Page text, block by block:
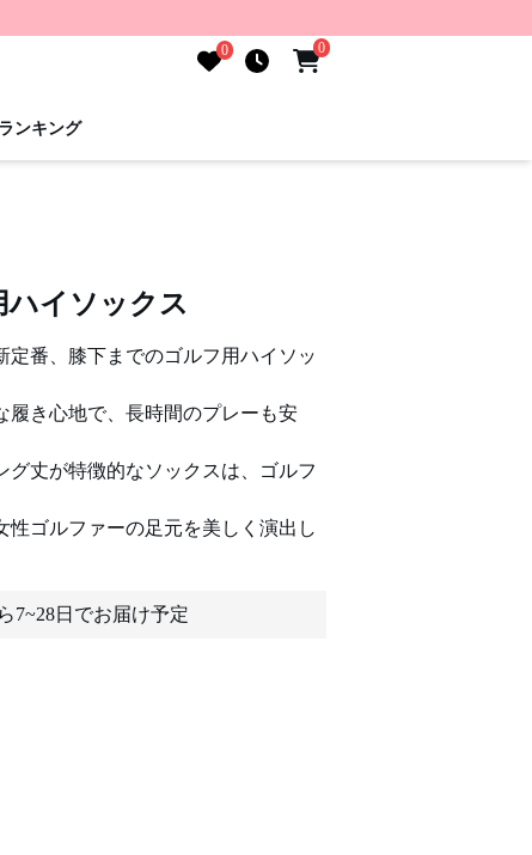
0 0
ンキング
イソックス
定番、膝下までのゴルフ用ハイソッ
履き心地で、長時間のプレーも安
グ丈が特徴的なソックスは、ゴルフ
性ゴルファーの足元を美しく演出し
7~28日でお届け予定